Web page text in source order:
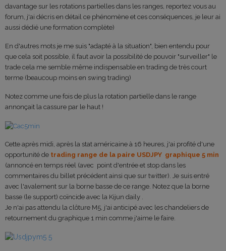
davantage sur les rotations partielles dans les ranges, reportez vous au
forum, j'ai décris en détail ce phénomène et ces conséquences, je leur ai
aussi dédié une formation complète)
En d'autres mots je me suis "adapté à la situation", bien entendu pour
que cela soit possible, il faut avoir la possibilité de pouvoir "surveiller" le
trade cela me semble même indispensable en trading de très court
terme (beaucoup moins en swing trading)
Notez comme une fois de plus la rotation partielle dans le range
annonçait la cassure par le haut !
Cette après midi, après la stat américaine à 16 heures, j'ai profité d'une
opportunité de trading range de la paire USDJPY graphique 5 min
(annoncé en temps réel (avec point d'entrée et stop dans les
commentaires du billet précédent ainsi que sur twitter). Je suis entré
avec l'avalement sur la borne basse de ce range. Notez que la borne
basse (le support) coïncide avec la Kijun daily .
Je n'ai pas attendu la clôture M5, j'ai anticipé avec les chandeliers de
retournement du graphique 1 min comme j'aime le faire.